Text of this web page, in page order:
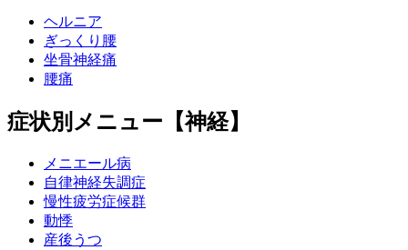
ヘルニア
ぎっくり腰
坐骨神経痛
腰痛
症状別メニュー【神経】
メニエール病
自律神経失調症
慢性疲労症候群
動悸
産後うつ